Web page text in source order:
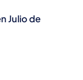
Julio de